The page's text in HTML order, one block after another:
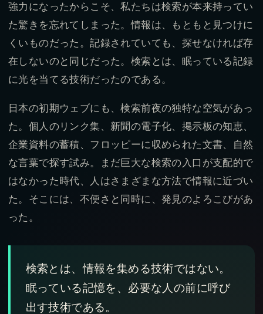
強力になったからこそ、私たちは検索が本来持ってい
た驚きを忘れてしまった。情報は、もともと見つけに
くいものだった。記録されていても、探せなければ存
在しないのと同じだった。検索とは、眠っている記録
に光を当てる技術だったのである。
日本の初期ウェブにも、検索前夜の独特な空気があっ
た。個人のリンク集、新聞の電子化、掲示板の知恵、
企業資料の蓄積、フロッピーに収められた文書、自然
な言葉で探す試み。まだ巨大な検索の入口が支配的で
はなかった時代、人はさまざまな方法で情報に近づい
た。そこには、不便さと同時に、発見のよろこびがあ
った。
検索とは、情報を集める技術ではない。
眠っている記憶を、必要な人の前に呼び
出す技術である。